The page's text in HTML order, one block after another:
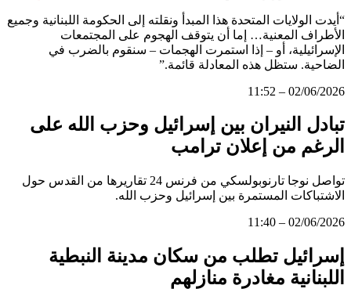
“أيدت الولايات المتحدة هذا المبدأ ونقلته إلى الحكومة اللبنانية وجميع
الأطراف المعنية… إما أن يتوقف الهجوم على المجتمعات
الإسرائيلية، أو – إذا استمرت الهجمات – سنقوم بالضرب في
الضاحية. ستظل هذه المعادلة قائمة.”
02/06/2026 – 11:52
تبادل النيران بين إسرائيل وحزب الله على
الرغم من إعلان ترامب
تواصل نوجا تارنوبولسكي من فرنس 24 تقاريرها من القدس حول
الاشتباكات المستمرة بين إسرائيل وحزب الله.
02/06/2026 – 11:40
إسرائيل تطلب من سكان مدينة النبطية
اللبنانية مغادرة منازلهم